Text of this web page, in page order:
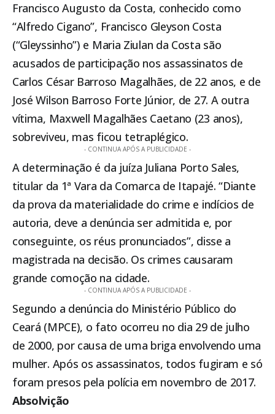
Francisco Augusto da Costa, conhecido como
“Alfredo Cigano”, Francisco Gleyson Costa
(“Gleyssinho”) e Maria Ziulan da Costa são
acusados de participação nos assassinatos de
Carlos César Barroso Magalhães, de 22 anos, e de
José Wilson Barroso Forte Júnior, de 27. A outra
vítima, Maxwell Magalhães Caetano (23 anos),
sobreviveu, mas ficou tetraplégico.
- CONTINUA APÓS A PUBLICIDADE -
A determinação é da juíza Juliana Porto Sales,
titular da 1ª Vara da Comarca de Itapajé. “Diante
da prova da materialidade do crime e indícios de
autoria, deve a denúncia ser admitida e, por
conseguinte, os réus pronunciados”, disse a
magistrada na decisão. Os crimes causaram
grande comoção na cidade.
- CONTINUA APÓS A PUBLICIDADE -
Segundo a denúncia do Ministério Público do
Ceará (MPCE), o fato ocorreu no dia 29 de julho
de 2000, por causa de uma briga envolvendo uma
mulher. Após os assassinatos, todos fugiram e só
foram presos pela polícia em novembro de 2017.
Absolvição